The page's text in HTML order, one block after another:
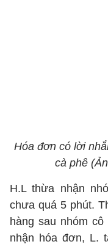
Hóa đơn có lời
cà phê
H.L thừa nhận
chưa quá 5 phút.
hàng sau nhóm
nhận hóa đơn, L.